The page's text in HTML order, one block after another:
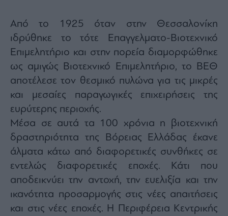
Από το 1925 όταν στην Θεσσαλονίκη
ιδρύθηκε το τότε Επαγγελματο-Βιοτεχνικό
Επιμελητήριο και στην πορεία διαμορφώθηκε
ως αμιγώς Βιοτεχνικό Επιμελητήριο, το ΒΕΘ
αποτέλεσε τον θεσμικό πυλώνα για τις μικρές
και μεσαίες παραγωγικές επιχειρήσεις της
ευρύτερης περιοχής.
Μέσα σε αυτά τα 100 χρόνια η βιοτεχνική
δραστηριότητα της Βόρειας Ελλάδας έκανε
άλματα κάτω από διαφορετικές συνθήκες σε
εντελώς διαφορετικές εποχές. Κάτι που
αποδεικνύει την αντοχή, την ευελιξία και την
ικανότητα προσαρμογής στις νέες απαιτήσεις
και στις νέες εποχές. Η Περιφέρεια Κεντρικής